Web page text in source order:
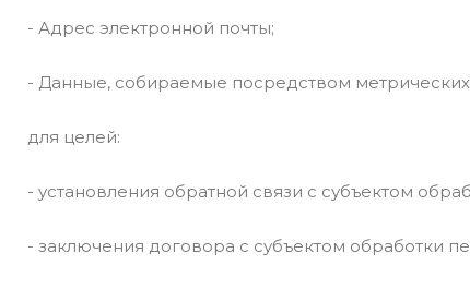
- Адрес электронной почты;
- Данные, собираемые посредством
для целей:
- установления обратной связи с субъектом
- заключения договора с субъектом обработки